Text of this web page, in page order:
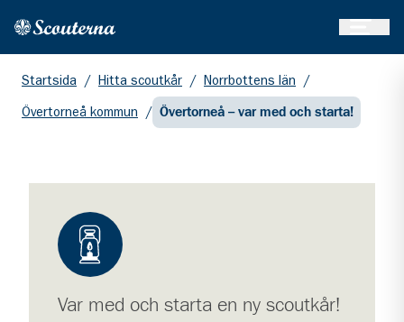
Hem
Startsida / Hitta scoutkår / Norrbottens län /
Övertorneå kommun / Övertorneå – var med och starta!
Var med och starta en ny scoutkår!